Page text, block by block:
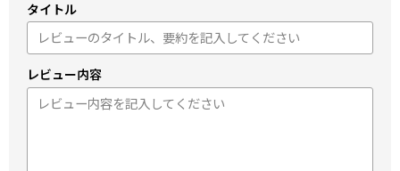
タイトル
レビュー内容